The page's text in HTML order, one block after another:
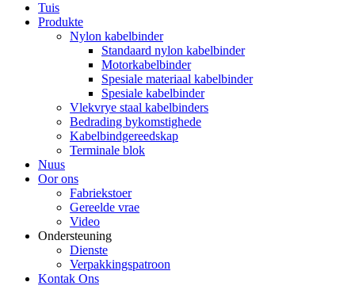
Tuis
Produkte
Nylon kabelbinder
Standaard nylon kabelbinder
Motorkabelbinder
Spesiale materiaal kabelbinder
Spesiale kabelbinder
Vlekvrye staal kabelbinders
Bedrading bykomstighede
Kabelbindgereedskap
Terminale blok
Nuus
Oor ons
Fabriekstoer
Gereelde vrae
Video
Ondersteuning
Dienste
Verpakkingspatroon
Kontak Ons